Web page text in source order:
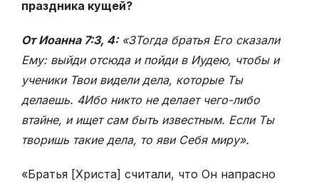
праздника кущей?
От Иоанна 7:3, 4:«3Тогда братья Его сказали
Ему: выйди отсюда и пойди в Иудею, чтобы и
ученики Твои видели дела, которые Ты
делаешь. 4Ибо никто не делает чего-либо
втайне, и ищет сам быть известным. Если Ты
творишь такие дела, то яви Себя миру».
«Братья [Христа] считали, что Он напрасно